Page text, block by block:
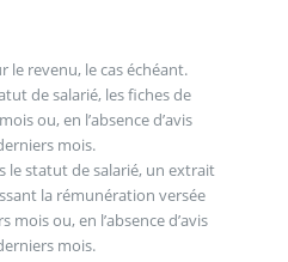
le revenu, le cas échéant.
de salarié, les fiches de
ou, en l’absence d’avis
mois.
le statut de salarié, un extrait
la rémunération versée
ou, en l’absence d’avis
mois.